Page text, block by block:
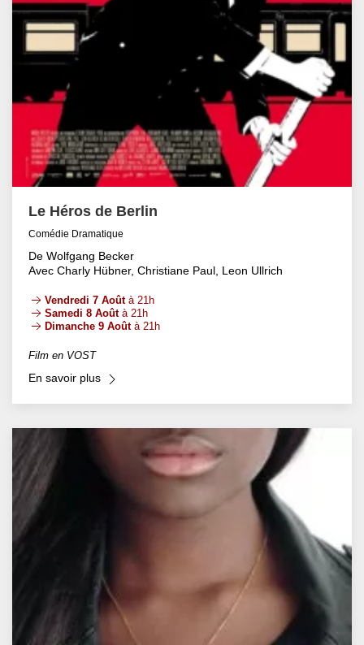
Le Héros de Berlin
Comédie Dramatique
De Wolfgang Becker
Avec Charly Hübner, Christiane Paul, Leon Ullrich
Vendredi 7 Aoûtà 21h
Samedi 8 Aoûtà 21h
Dimanche 9 Aoûtà 21h
Film en VOST
En savoir plus